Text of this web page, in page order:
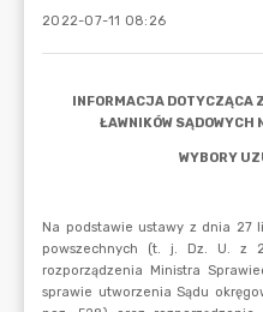
2022-07-11 08:26